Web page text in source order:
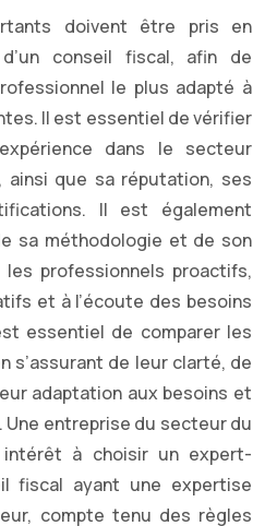
doivent être pris en
conseil fiscal, afin de
le plus adapté à
Il est essentiel de vérifier
dans le secteur
ainsi que sa réputation, ses
Il est également
sa méthodologie et de son
les professionnels proactifs,
et à l’écoute des besoins
essentiel de comparer les
s’assurant de leur clarté, de
adaptation aux besoins et
Une entreprise du secteur du
intérêt à choisir un expert-
fiscal ayant une expertise
compte tenu des règles